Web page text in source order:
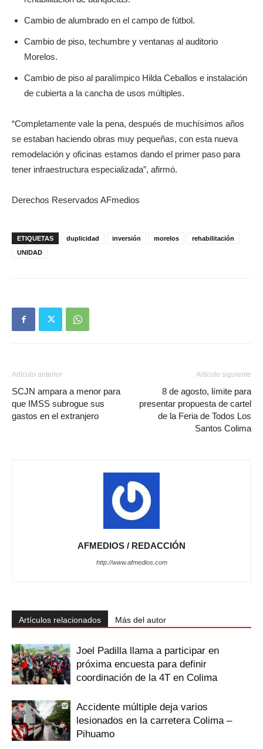
Cambio de alumbrado en el campo de fútbol.
Cambio de piso, techumbre y ventanas al auditorio
Morelos.
Cambio de piso al paralímpico Hilda Ceballos e instalación
de cubierta a la cancha de usos múltiples.
“Completamente vale la pena, después de muchísimos años
se estaban haciendo obras muy pequeñas, con esta nueva
remodelación y oficinas estamos dando el primer paso para
tener infraestructura especializada”, afirmó.
Derechos Reservados AFmedios
ETIQUETAS duplicidad inversión morelos
rehabilitación
UNIDAD
Artículo anterior
SCJN ampara a menor para
que IMSS subrogue sus
gastos en el extranjero
Artículo siguiente
8 de agosto, límite para
presentar propuesta de cartel
de la Feria de Todos Los
Santos Colima
AFMEDIOS / REDACCIÓN
http://www.afmedios.com
Artículos relacionados Más del autor
Joel Padilla llama a participar en
próxima encuesta para definir
coordinación de la 4T en Colima
Accidente múltiple deja varios
lesionados en la carretera Colima –
Pihuamo